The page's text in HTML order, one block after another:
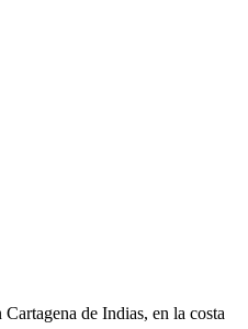
de Indias, en la costa